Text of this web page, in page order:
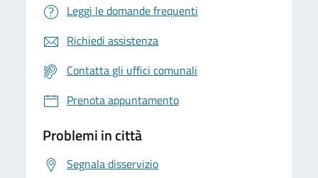
Leggi le domande frequenti
Richiedi assistenza
Contatta gli uffici comunali
Prenota appuntamento
Problemi in città
Segnala disservizio